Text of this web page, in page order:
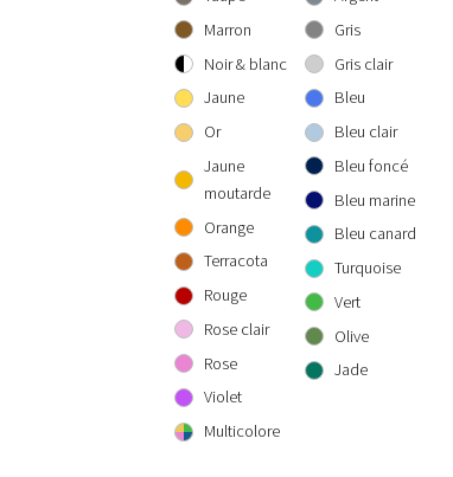
200x290 cm
240x340 cm
300x400 cm
Marron
Noir & blanc
Jaune
Or
Jaune
moutarde
Orange
Terracota
Rouge
Rose clair
Rose
Violet
Multicolore
Gris
Gris clair
Bleu
Bleu clair
Bleu foncé
Bleu marine
Bleu canard
Turquoise
Vert
Olive
Jade